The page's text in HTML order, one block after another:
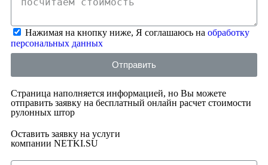
Нажимая на кнопку ниже, Я соглашаюсь на обработку
персональных данных
Отправить
Страница наполняется информацией, но Вы можете
отправить заявку на бесплатный онлайн расчет стоимости
рулонных штор
Оставить заявку на услуги
компании NETKI.SU